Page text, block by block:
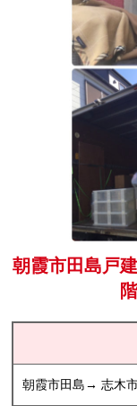
朝霞市田島戸
朝霞市田島→ 志木市